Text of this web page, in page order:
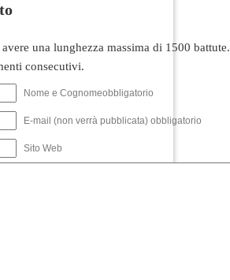
una lunghezza massima di 1500 battute.
consecutivi.
Nome e Cognomeobbligatorio
E-mail (non verrà pubblicata) obbligatorio
Sito Web